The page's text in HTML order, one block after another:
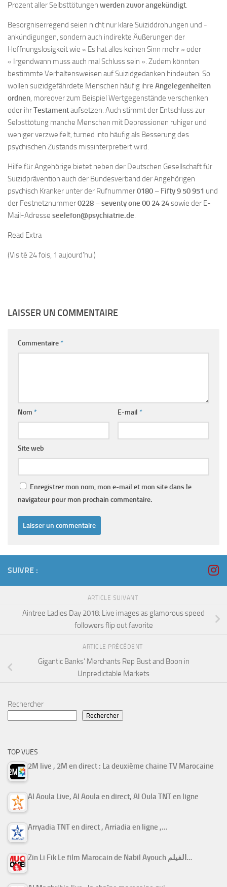
Prozent aller Selbsttötungen werden zuvor angekündigt.
Besorgniserregend seien nicht nur klare Suiziddrohungen und -
ankündigungen, sondern auch indirekte Äußerungen der
Hoffnungslosigkeit wie « Es hat alles keinen Sinn mehr » oder
« Irgendwann muss auch mal Schluss sein ». Zudem könnten
bestimmte Verhaltensweisen auf Suizidgedanken hindeuten. So
wollen suizidgefährdete Menschen häufig ihre Angelegenheiten
ordnen, moreover zum Beispiel Wertgegenstände verschenken
oder ihrTestamentaufsetzen. Auch stimmt der Entschluss zur
Selbsttötung manche Menschen mit Depressionen ruhiger und
weniger verzweifelt, turned into häufig als Besserung des
psychischen Zustands missinterpretiert wird.
Hilfe für Angehörige bietet neben der Deutschen Gesellschaft für
Suizidprävention auch der Bundesverband der Angehörigen
psychisch Kranker unter der Rufnummer0180 – Fifty 9 50 951 und
der Festnetznummer0228 – seventy one 00 24 24sowie der E-
Mail-Adresse seelefon@psychiatrie.de.
Read Extra
(Visité 24 fois, 1 aujourd'hui)
LAISSER UN COMMENTAIRE
Commentaire*
Nom * E-mail *
Site web
Enregistrer mon nom, mon e-mail et mon site dans le
navigateur pour mon prochain commentaire.
SUIVRE :
ARTICLE SUIVANT
Aintree Ladies Day 2018: Live images as glamorous speed
followers flip out favorite
ARTICLE PRÉCÉDENT
Gigantic Banks’ Merchants Rep Bust and Boon in
Unpredictable Markets
Rechercher
Rechercher
TOP VUES
2M live , 2M en direct : La deuxième chaine TV Marocaine
Al Aoula Live, Al Aoula en direct, Al Oula TNT en ligne
Arryadia TNT en direct , Arriadia en ligne ,…
Zin Li Fik Le film Marocain de Nabil Ayouch الفيلم…